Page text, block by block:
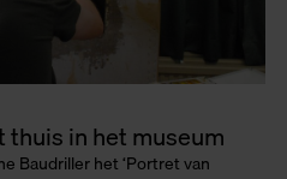
in het museum
Baudriller het ‘Portret van